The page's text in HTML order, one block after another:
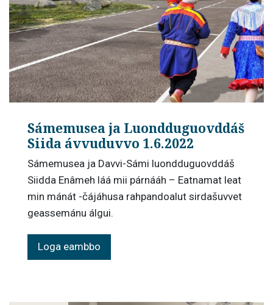
Sámemusea ja Luondduguovddáš
Siida ávvuduvvo 1.6.2022
Sámemusea ja Davvi-Sámi luondduguovddáš
Siidda Enâmeh láá mii párnááh – Eatnamat leat
min mánát -čájáhusa rahpandoalut sirdašuvvet
geassemánu álgui.
Loga eambbo